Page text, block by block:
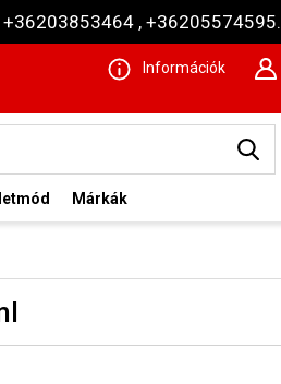
, +36205574595.
Információk
Márkák